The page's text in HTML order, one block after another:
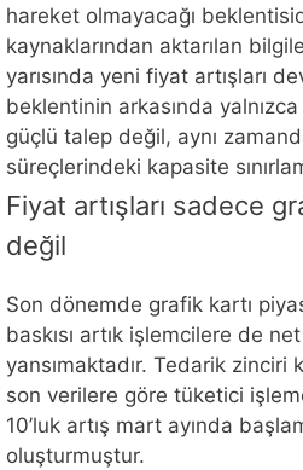
hareket olmayacağı
kaynaklarından aktarılan
yarısında yeni fiyat artışları
beklentinin arkasında
güçlü talep değil, aynı
süreçlerindeki kapasite
Fiyat artışları sadece
değil
Son dönemde grafik kartı
baskısı artık işlemcilere de
yansımaktadır. Tedarik zinciri
son verilere göre tüketici
10’luk artış mart ayında
oluşturmuştur.